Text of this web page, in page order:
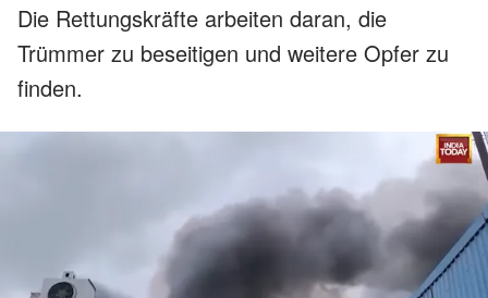
Die Rettungskräfte arbeiten daran, die
Trümmer zu beseitigen und weitere Opfer zu
finden.